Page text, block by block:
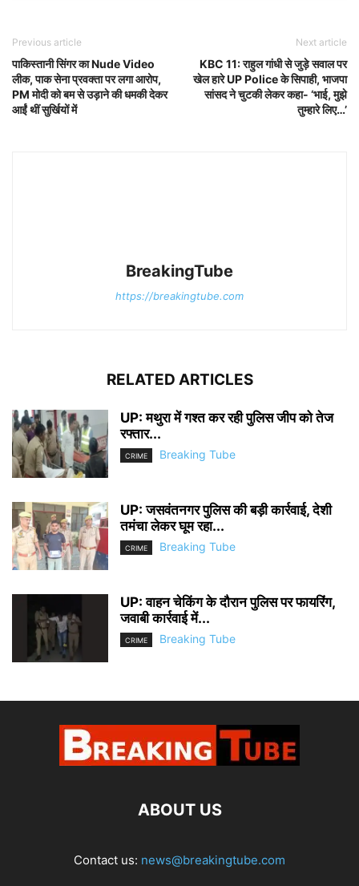
Previous article
पाकिस्तानी सिंगर का Nude Video
लीक, पाक सेना प्रवक्ता पर लगा आरोप,
PM मोदी को बम से उड़ाने की धमकी देकर
आईं थीं सुर्खियों में
Next article
KBC 11: राहुल गांधी से जुड़े सवाल पर
खेल हारे UP Police के सिपाही, भाजपा
सांसद ने चुटकी लेकर कहा- ‘भाई, मुझे
तुम्हारे लिए…’
BreakingTube
https://breakingtube.com
RELATED ARTICLES
UP: मथुरा में गश्त कर रही पुलिस जीप को तेज
रफ्तार...
CRIME Breaking Tube
UP: जसवंतनगर पुलिस की बड़ी कार्रवाई, देशी
तमंचा लेकर घूम रहा...
CRIME Breaking Tube
UP: वाहन चेकिंग के दौरान पुलिस पर फायरिंग,
जवाबी कार्रवाई में...
CRIME Breaking Tube
ABOUT US
Contact us: news@breakingtube.com